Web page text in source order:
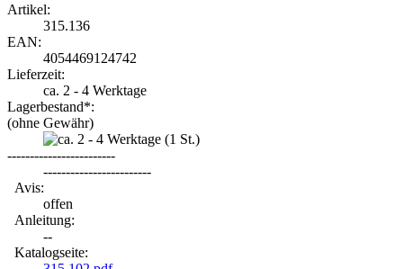
Artikel:
315.136
EAN:
4054469124742
Lieferzeit:
ca. 2 - 4 Werktage
Lagerbestand*:
(ohne Gewähr)
(1 St.)
------------------------
------------------------
Avis:
offen
Anleitung:
--
Katalogseite: